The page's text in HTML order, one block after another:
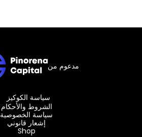
مدعوم من
سياسة الكوكيز
الشروط والأحكام
سياسة الخصوصية
إشعار قانوني
Shop